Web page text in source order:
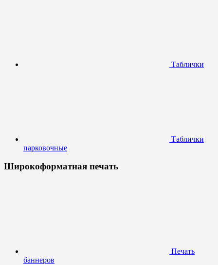
Таблички
Таблички
парковочные
Широкоформатная печать
Печать
баннеров